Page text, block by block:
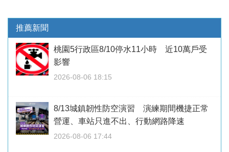
推薦新聞
桃園5行政區8/10停水11小時 近10萬戶受
影響
2026-08-06 18:15
8/13城鎮韌性防空演習 演練期間機捷正常
營運、車站只進不出、行動網路降速
2026-08-06 17:44